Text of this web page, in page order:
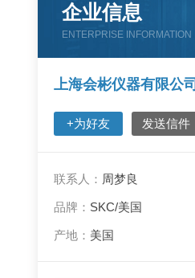
企业信息
ENTERPRISE INFORMATION
上海会彬仪器有限公司
+为好友 发送信件
联系人： 周梦良
品牌： SKC/美国
产地： 美国